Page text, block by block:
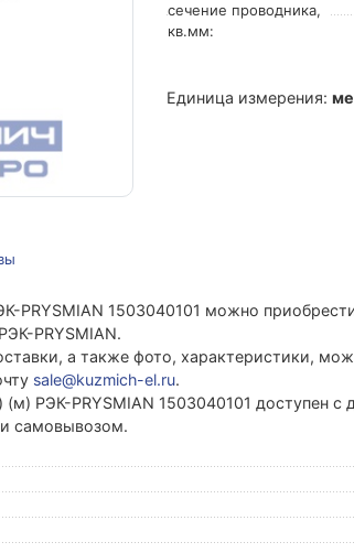
сечение проводника,
кв.мм:
Единица измерения:
PRYSMIAN 1503040101 можно
PRYSMIAN.
а также фото, характеристики,
sale@kuzmich-el.ru.
РЭК-PRYSMIAN 1503040101 доступен с
самовывозом.